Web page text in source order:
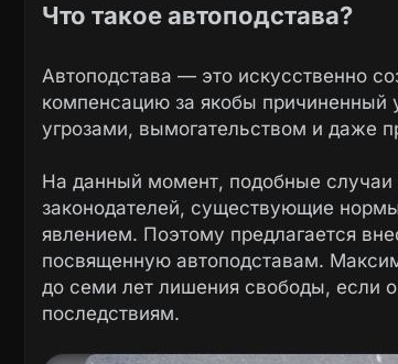
Что такое автоподстава?
Автоподстава — это искусственно
компенсацию за якобы причиненный
угрозами, вымогательством и даже
На данный момент, подобные
законодателей, существующие
явлением. Поэтому предлагается
посвященную автоподставам.
до семи лет лишения свободы, если
последствиям.